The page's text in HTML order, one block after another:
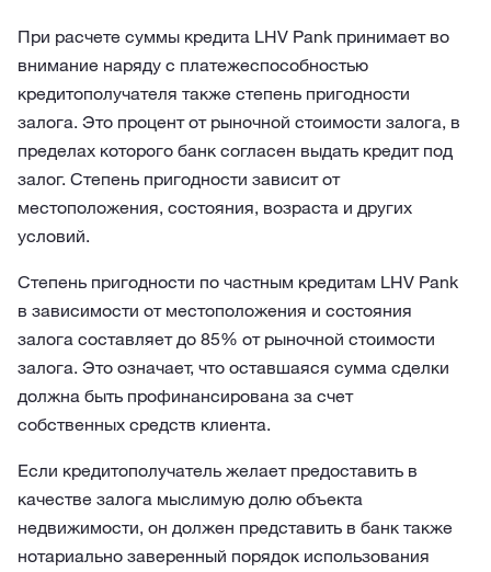
При расчете суммы кредита LHV Pank принимает во
внимание наряду с платежеспособностью
кредитополучателя также степень пригодности
залога. Это процент от рыночной стоимости залога, в
пределах которого банк согласен выдать кредит под
залог. Степень пригодности зависит от
местоположения, состояния, возраста и других
условий.
Степень пригодности по частным кредитам LHV Pank
в зависимости от местоположения и состояния
залога составляет до 85% от рыночной стоимости
залога. Это означает, что оставшаяся сумма сделки
должна быть профинансирована за счет
собственных средств клиента.
Если кредитополучатель желает предоставить в
качестве залога мыслимую долю объекта
недвижимости, он должен представить в банк также
нотариально заверенный порядок использования